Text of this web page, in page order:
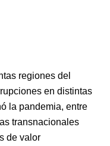
regiones del
en distintas
la pandemia, entre
transnacionales
de valor